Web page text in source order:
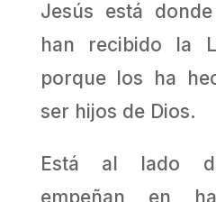
Jesús está
han recibido la
porque los ha
ser hijos de Dios.
Está al lado
empeñan en